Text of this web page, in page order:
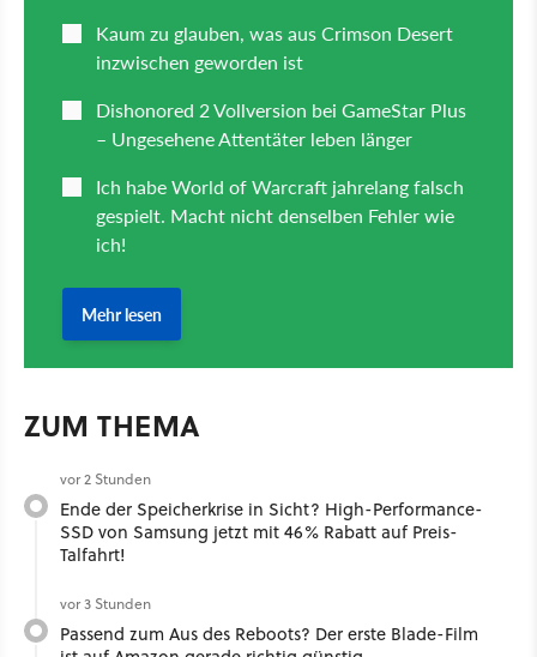
ZUM THEMA
vor 2 Stunden
Ende der Speicherkrise in Sicht? High-Performance-
SSD von Samsung jetzt mit 46% Rabatt auf Preis-
Talfahrt!
vor 3 Stunden
Passend zum Aus des Reboots? Der erste Blade-Film